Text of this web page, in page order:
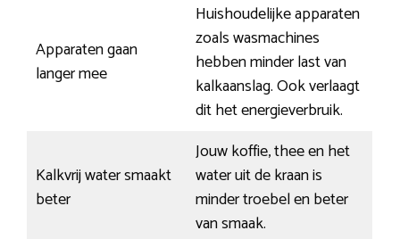
Apparaten gaan
langer mee
Huishoudelijke apparaten
zoals wasmachines
hebben minder last van
kalkaanslag. Ook verlaagt
dit het energieverbruik.
Kalkvrij water smaakt
beter
Jouw koffie, thee en het
water uit de kraan is
minder troebel en beter
van smaak.